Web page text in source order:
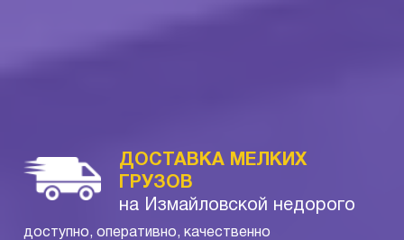
ДОСТАВКА МЕЛКИХ
ГРУЗОВ
на Измайловской недорого
доступно, оперативно, качественно